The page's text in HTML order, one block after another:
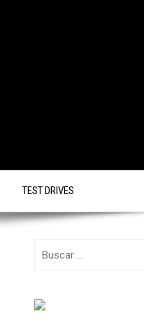
TEST DRIVES